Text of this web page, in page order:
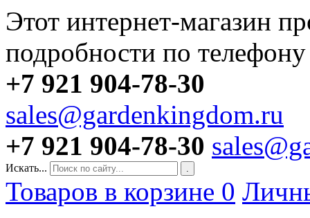
Этот интернет-магазин
подробности по телефону
+7 921 904-78-30
sales@gardenkingdom.ru
+7 921 904-78-30
Искать... .
Товаров в корзине 0